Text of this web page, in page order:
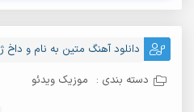
دانلود آهنگ متین به نام و داخ
دسته بندی : موزیک ویدئو